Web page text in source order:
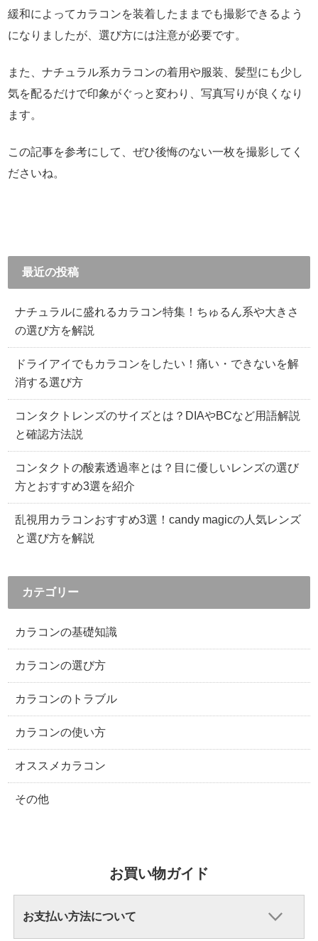
緩和によってカラコンを装着したままでも撮影できるよう
になりましたが、選び方には注意が必要です。
また、ナチュラル系カラコンの着用や服装、髪型にも少し
気を配るだけで印象がぐっと変わり、写真写りが良くなり
ます。
この記事を参考にして、ぜひ後悔のない一枚を撮影してく
ださいね。
最近の投稿
ナチュラルに盛れるカラコン特集！ちゅるん系や大きさ
の選び方を解説
ドライアイでもカラコンをしたい！痛い・できないを解
消する選び方
コンタクトレンズのサイズとは？DIAやBCなど用語解説
と確認方法説
コンタクトの酸素透過率とは？目に優しいレンズの選び
方とおすすめ3選を紹介
乱視用カラコンおすすめ3選！candy magicの人気レンズ
と選び方を解説
カテゴリー
カラコンの基礎知識
カラコンの選び方
カラコンのトラブル
カラコンの使い方
オススメカラコン
その他
お買い物ガイド
お支払い方法について